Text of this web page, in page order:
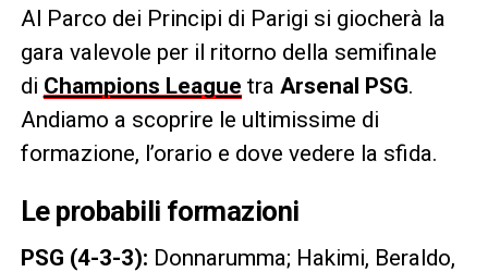
Al Parco dei Principi di Parigi si giocherà la
gara valevole per il ritorno della semifinale
di Champions League tra Arsenal PSG.
Andiamo a scoprire le ultimissime di
formazione, l’orario e dove vedere la sfida.
Le probabili formazioni
PSG (4-3-3): Donnarumma; Hakimi, Beraldo,